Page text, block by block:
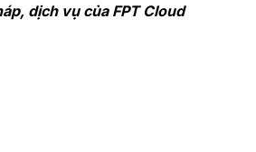
dịch vụ của FPT Cloud